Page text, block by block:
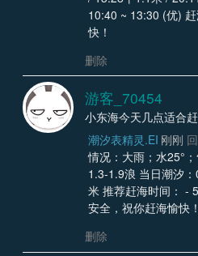
10:40 ~ 13:30 (优)
快！
删除
游客_70454
小东海今天几点适合
潮汐表精灵.EI 刚刚
情况：大雨；水25°
1.3-1.9浪 当日潮汐
米 推荐赶海时间： -
安全，祝你赶海愉快！
删除